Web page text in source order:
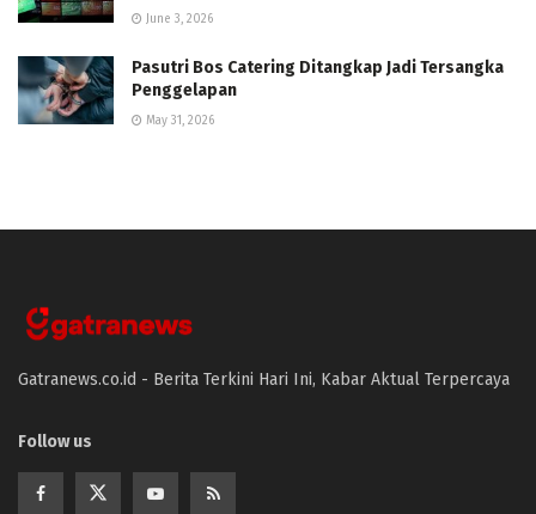
June 3, 2026
Pasutri Bos Catering Ditangkap Jadi Tersangka
Penggelapan
May 31, 2026
Gatranews.co.id - Berita Terkini Hari Ini, Kabar Aktual Terpercaya
Follow us